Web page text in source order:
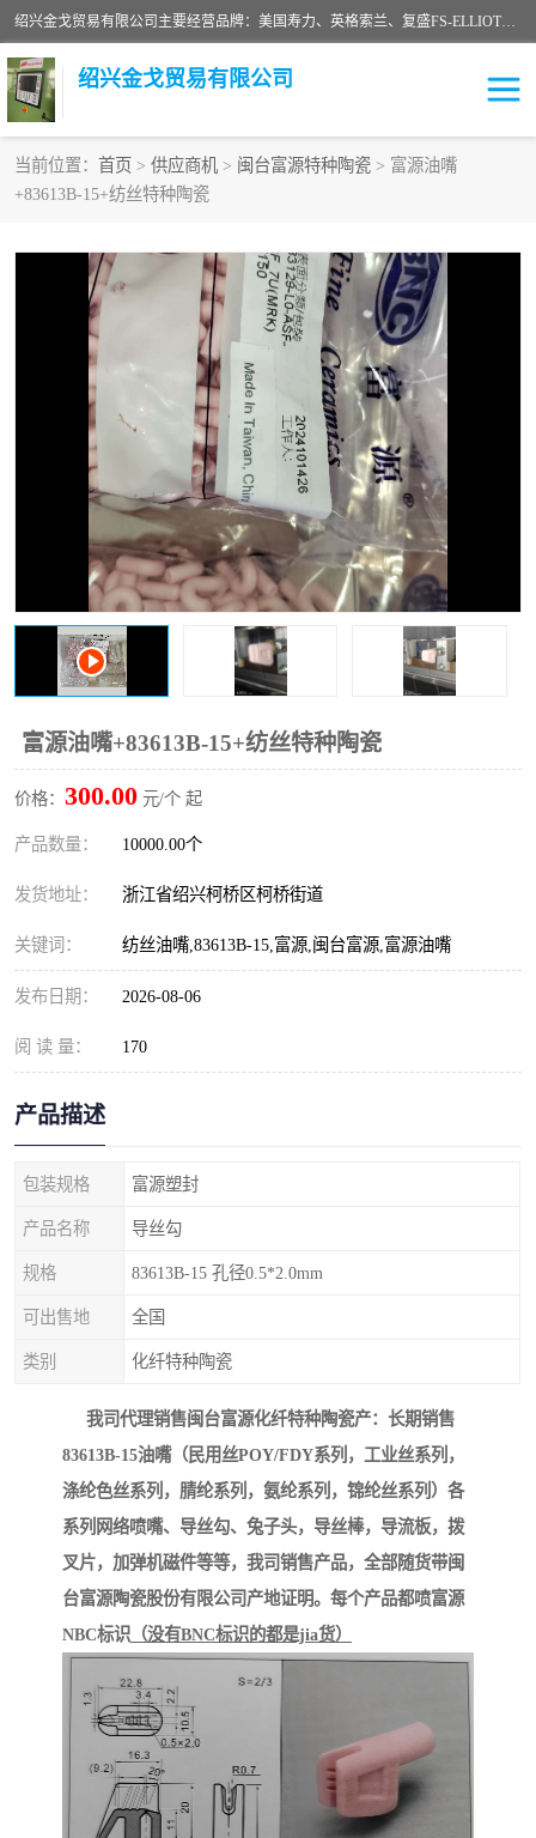
绍兴金戈贸易有限公司主要经营品牌：美国寿力、英格索兰、复盛FS-ELLIOTT，库伯COOPER、阿特拉斯等品牌空压机及配件销售；承接全厂空气压缩机管理、维护保养；节能改造；气体干燥机销售、维护、维修、保养。销售各种品牌空压机空气滤芯、油滤芯、油气分离器；精密过滤器滤芯；除油雾滤芯；抽真空滤芯，消音器，疏水器。劳务承接：全厂空压机维修保养工程，安装工程；移机或汰换工程；节能改造工程等。
绍兴金戈贸易有限公司
当前位置： 首页 > 供应商机 > 闽台富源特种陶瓷 > 富源油嘴
+83613B-15+纺丝特种陶瓷
富源油嘴+83613B-15+纺丝特种陶瓷
价格： 300.00 元/个 起
产品数量： 10000.00个
发货地址： 浙江省绍兴柯桥区柯桥街道
关键词： 纺丝油嘴,83613B-15,富源,闽台富源,富源油嘴
发布日期： 2026-08-06
阅 读 量： 170
产品描述
包装规格 富源塑封
产品名称 导丝勾
规格 83613B-15 孔径0.5*2.0mm
可出售地 全国
类别 化纤特种陶瓷
我司代理销售闽台富源化纤特种陶瓷产：长期销售
83613B-15油嘴（民用丝POY/FDY系列， 工业丝系列，
涤纶色丝系列，腈纶系列，氨纶系列，锦纶丝系列 ）各
系列网络喷嘴、导丝勾、兔子头，导丝棒，导流板，拨
叉片，加弹机磁件等等，我司销售产品，全部随货带闽
台富源陶瓷股份有限公司产地证明。每个产品都喷富源
NBC标识 （没有BNC标识的都是jia货）
二手空压机
超级冷却剂 英格索兰配件
中车鼓风机 闽台富源特种陶瓷
美国寿力空压机零部件 英格索兰离心机空滤芯
英格索兰COOPER离心机 库伯卡麦隆离心机零件
微电脑控制器 离心式压缩机高速转子组
复盛离心机零件 中冷耐高温气侧密封胶垫
空气过滤器 阿特拉斯
冷却器 复盛FS-elliott离心机零件
CAMERON空压机维修 CAMERON空压机显示屏